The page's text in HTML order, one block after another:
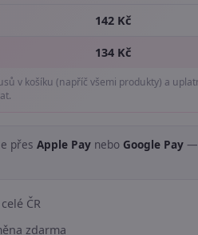
142 Kč
134 Kč
v košíku (napříč všemi produkty) a
přes Apple Pay nebo Google Pay —
ČR
zdarma